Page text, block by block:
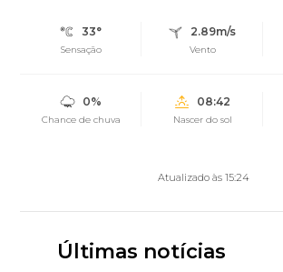
33°
Sensação
2.89m/s
Vento
0%
Chance de chuva
08:42
Nascer do sol
Atualizado às 15:24
Últimas notícias